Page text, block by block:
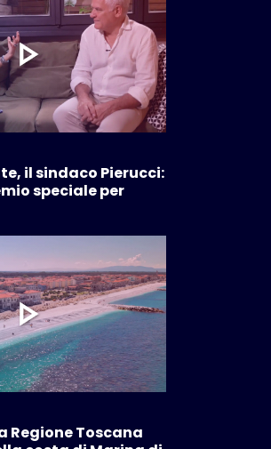
il sindaco Pierucci:
speciale per
Regione Toscana